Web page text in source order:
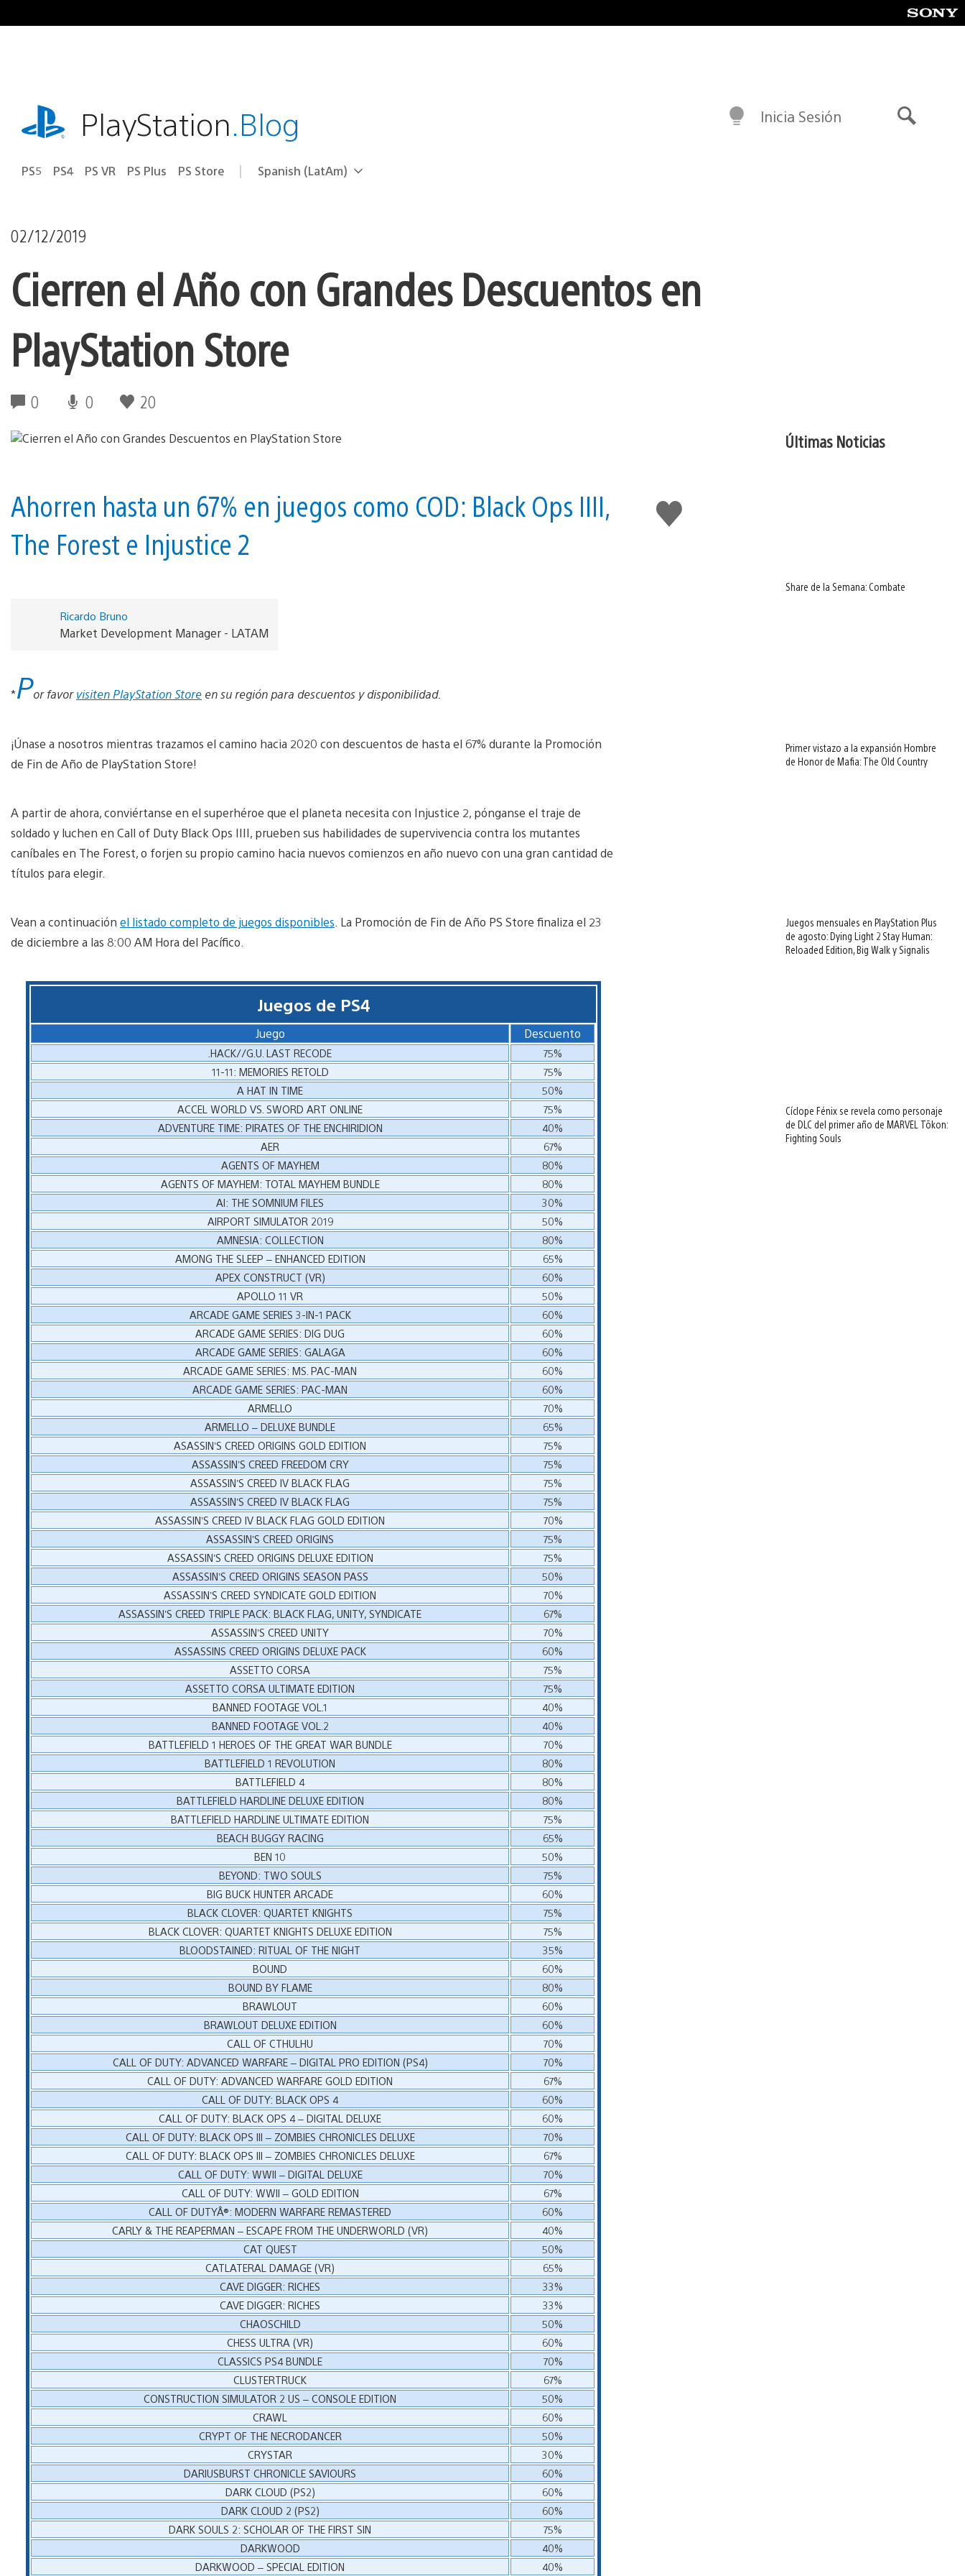
al
playstation.comPlayStation.Blog
PS5 PS4 PS VR PS Plus PS Store Elige
Región
Spanish (LatAm)
Inicia Sesión
02/12/2019
Cierren el Año con Grandes Descuentos en
PlayStation Store
0 0 20
Me
gusta
Ahorren hasta un 67% en juegos como COD: Black Ops IIII,
The Forest e Injustice 2
Ricardo Bruno
Market Development Manager - LATAM
*Por favorvisiten PlayStation Store en su región para descuentos y disponibilidad.
¡Únase a nosotros mientras trazamos el camino hacia 2020 con descuentos de hasta el 67% durante la Promoción
de Fin de Año de PlayStation Store!
A partir de ahora, conviértanse en el superhéroe que el planeta necesita con Injustice 2, pónganse el traje de
soldado y luchen en Call of Duty Black Ops IIII, prueben sus habilidades de supervivencia contra los mutantes
caníbales en The Forest, o forjen su propio camino hacia nuevos comienzos en año nuevo con una gran cantidad de
títulos para elegir.
Vean a continuación el listado completo de juegos disponibles . La Promoción de Fin de Año PS Store finaliza el 23
de diciembre a las 8:00 AM Hora del Pacífico.
Juegos de PS4
Juego Descuento
.HACK//G.U. LAST RECODE
75%
11-11: MEMORIES RETOLD
75%
A HAT IN TIME
50%
ACCEL WORLD VS. SWORD ART ONLINE
75%
ADVENTURE TIME: PIRATES OF THE ENCHIRIDION
40%
AER
67%
AGENTS OF MAYHEM
80%
AGENTS OF MAYHEM: TOTAL MAYHEM BUNDLE
80%
AI: THE SOMNIUM FILES
30%
AIRPORT SIMULATOR 2019
50%
AMNESIA: COLLECTION
80%
AMONG THE SLEEP – ENHANCED EDITION
65%
APEX CONSTRUCT (VR)
60%
APOLLO 11 VR
50%
ARCADE GAME SERIES 3-IN-1 PACK
60%
ARCADE GAME SERIES: DIG DUG
60%
ARCADE GAME SERIES: GALAGA
60%
ARCADE GAME SERIES: MS. PAC-MAN
60%
ARCADE GAME SERIES: PAC-MAN
60%
ARMELLO
70%
ARMELLO – DELUXE BUNDLE
65%
ASASSIN’S CREED ORIGINS GOLD EDITION
75%
ASSASSIN’S CREED FREEDOM CRY
75%
ASSASSIN’S CREED IV BLACK FLAG
75%
ASSASSIN’S CREED IV BLACK FLAG
75%
ASSASSIN’S CREED IV BLACK FLAG GOLD EDITION
70%
ASSASSIN’S CREED ORIGINS
75%
ASSASSIN’S CREED ORIGINS DELUXE EDITION
75%
ASSASSIN’S CREED ORIGINS SEASON PASS
50%
ASSASSIN’S CREED SYNDICATE GOLD EDITION
70%
ASSASSIN’S CREED TRIPLE PACK: BLACK FLAG, UNITY, SYNDICATE
67%
ASSASSIN’S CREED UNITY
70%
ASSASSINS CREED ORIGINS DELUXE PACK
60%
ASSETTO CORSA
75%
ASSETTO CORSA ULTIMATE EDITION
75%
BANNED FOOTAGE VOL.1
40%
BANNED FOOTAGE VOL.2
40%
BATTLEFIELD 1 HEROES OF THE GREAT WAR BUNDLE
70%
BATTLEFIELD 1 REVOLUTION
80%
BATTLEFIELD 4
80%
BATTLEFIELD HARDLINE DELUXE EDITION
80%
BATTLEFIELD HARDLINE ULTIMATE EDITION
75%
BEACH BUGGY RACING
65%
BEN 10
50%
BEYOND: TWO SOULS
75%
BIG BUCK HUNTER ARCADE
60%
BLACK CLOVER: QUARTET KNIGHTS
75%
BLACK CLOVER: QUARTET KNIGHTS DELUXE EDITION
75%
BLOODSTAINED: RITUAL OF THE NIGHT
35%
BOUND
60%
BOUND BY FLAME
80%
BRAWLOUT
60%
BRAWLOUT DELUXE EDITION
60%
CALL OF CTHULHU
70%
CALL OF DUTY: ADVANCED WARFARE – DIGITAL PRO EDITION (PS4)
70%
CALL OF DUTY: ADVANCED WARFARE GOLD EDITION
67%
CALL OF DUTY: BLACK OPS 4
60%
CALL OF DUTY: BLACK OPS 4 – DIGITAL DELUXE
60%
CALL OF DUTY: BLACK OPS III – ZOMBIES CHRONICLES DELUXE
70%
CALL OF DUTY: BLACK OPS III – ZOMBIES CHRONICLES DELUXE
67%
CALL OF DUTY: WWII – DIGITAL DELUXE
70%
CALL OF DUTY: WWII – GOLD EDITION
67%
CALL OF DUTYÂ®: MODERN WARFARE REMASTERED
60%
CARLY & THE REAPERMAN – ESCAPE FROM THE UNDERWORLD (VR)
40%
CAT QUEST
50%
CATLATERAL DAMAGE (VR)
65%
CAVE DIGGER: RICHES
33%
CAVE DIGGER: RICHES
33%
CHAOSCHILD
50%
CHESS ULTRA (VR)
60%
CLASSICS PS4 BUNDLE
70%
CLUSTERTRUCK
67%
CONSTRUCTION SIMULATOR 2 US – CONSOLE EDITION
50%
CRAWL
60%
CRYPT OF THE NECRODANCER
50%
CRYSTAR
30%
DARIUSBURST CHRONICLE SAVIOURS
60%
DARK CLOUD (PS2)
60%
DARK CLOUD 2 (PS2)
60%
DARK SOULS 2: SCHOLAR OF THE FIRST SIN
75%
DARKWOOD
40%
DARKWOOD – SPECIAL EDITION
40%
Últimas Noticias
Share de la Semana: Combate
Primer vistazo a la expansión Hombre
de Honor de Mafia: The Old Country
Juegos mensuales en PlayStation Plus
de agosto: Dying Light 2 Stay Human:
Reloaded Edition, Big Walk y Signalis
Cíclope Fénix se revela como personaje
de DLC del primer año de MARVEL Tōkon:
Fighting Souls